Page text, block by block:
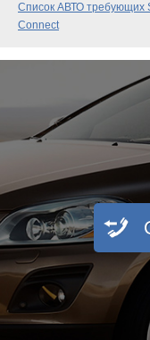
Список АВТО требующих
Connect